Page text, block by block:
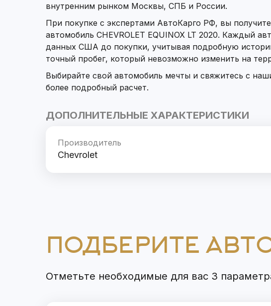
внутренним рынком Москвы, СПБ и России.
При покупке с экспертами АвтоКарго РФ, вы
автомобиль CHEVROLET EQUINOX LT 2020. Каждый
данных США до покупки, учитывая подробную
точный пробег, который невозможно изменить на
Выбирайте свой автомобиль мечты и свяжитесь с
более подробный расчет.
ДОПОЛНИТЕЛЬНЫЕ ХАРАКТЕРИСТИКИ
Производитель
Chevrolet
ПОДБЕРИТЕ
Отметьте необходимые для вас 3